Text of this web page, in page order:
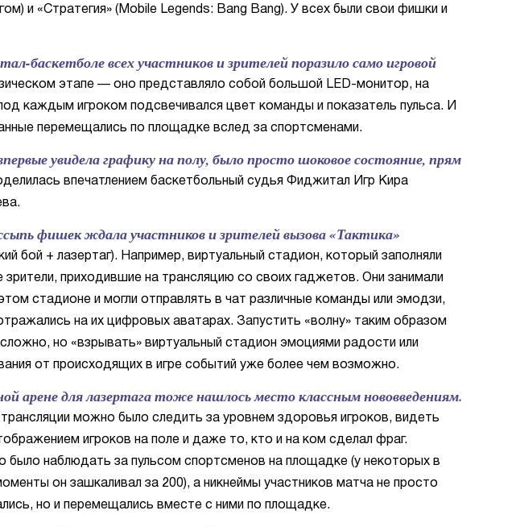
и «Стратегия» (Mobile Legends: Bang Bang). У всех были свои фишки и
баскетболе всех участников и зрителей поразило само игровой
этапе — оно представляло собой большой LED-монитор, на
каждым игроком подсвечивался цвет команды и показатель пульса. И
перемещались по площадке вслед за спортсменами.
увидела графику на полу, было просто шоковое состояние, прям
впечатлением баскетбольный судья Фиджитал Игр Кира
фишек ждала участников и зрителей вызова «Тактика»
бой + лазертаг). Например, виртуальный стадион, который заполняли
приходившие на трансляцию со своих гаджетов. Они занимали
стадионе и могли отправлять в чат различные команды или эмодзи,
на их цифровых аватарах. Запустить «волну» таким образом
но «взрывать» виртуальный стадион эмоциями радости или
от происходящих в игре событий уже более чем возможно.
арене для лазертага тоже нашлось место классным нововведениям.
можно было следить за уровнем здоровья игроков, видеть
игроков на поле и даже то, кто и на ком сделал фраг.
было наблюдать за пульсом спортсменов на площадке (у некоторых в
он зашкаливал за 200), а никнеймы участников матча не просто
но и перемещались вместе с ними по площадке.